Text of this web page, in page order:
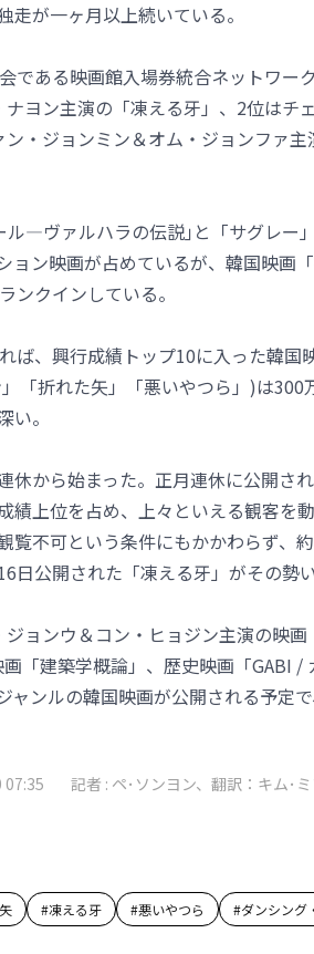
走が一ヶ月以上続いている。
である映画館入場券統合ネットワー
ヨン主演の「凍える牙」、2位はチ
ン・ジョンミン＆オム・ジョンファ
―ヴァルハラの伝説｣と「サグレー
ョン映画が占めているが、韓国映画
ンクインしている。
ば、興行成績トップ10に入った韓国
「折れた矢」「悪いやつら」)は
い。
休から始まった。正月連休に公開さ
績上位を占め、上々といえる観客を
覧不可という条件にもかかわらず、
日公開された「凍える牙」がその勢
ョンウ＆コン・ヒョジン主演の映
「建築学概論」、歴史映画「GABI
ャンルの韓国映画が公開される予定
記者 : ペ･ソンヨン、翻訳：キム･
#凍える牙 #悪いやつら #ダンシング